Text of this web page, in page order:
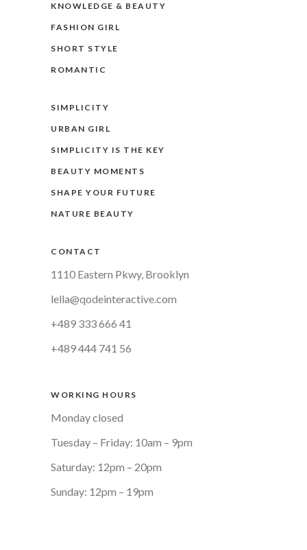
KNOWLEDGE & BEAUTY
FASHION GIRL
SHORT STYLE
ROMANTIC
SIMPLICITY
URBAN GIRL
SIMPLICITY IS THE KEY
BEAUTY MOMENTS
SHAPE YOUR FUTURE
NATURE BEAUTY
CONTACT
1110 Eastern Pkwy, Brooklyn
lella@qodeinteractive.com
+489 333 666 41
+489 444 741 56
WORKING HOURS
Monday closed
Tuesday – Friday: 10am – 9pm
Saturday: 12pm – 20pm
Sunday: 12pm – 19pm